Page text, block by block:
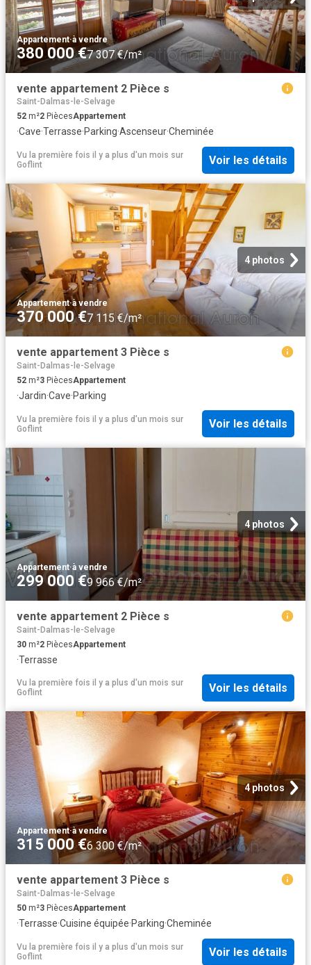
Appartement·à vendre
380 000 €7 307 €/m²
vente appartement 2 Pièce s
Saint-Dalmas-le-Selvage
52 m²2 PiècesAppartement
·Cave·Terrasse·Parking·Ascenseur·Cheminée
Vu la première fois il y a plus d'un mois sur
Goflint
Voir les détails
4 photos
Appartement·à vendre
370 000 €7 115 €/m²
vente appartement 3 Pièce s
Saint-Dalmas-le-Selvage
52 m²3 PiècesAppartement
·Jardin·Cave·Parking
Vu la première fois il y a plus d'un mois sur
Goflint
Voir les détails
4 photos
Appartement·à vendre
299 000 €9 966 €/m²
vente appartement 2 Pièce s
Saint-Dalmas-le-Selvage
30 m²2 PiècesAppartement
·Terrasse
Vu la première fois il y a plus d'un mois sur
Goflint
Voir les détails
4 photos
Appartement·à vendre
315 000 €6 300 €/m²
vente appartement 3 Pièce s
Saint-Dalmas-le-Selvage
50 m²3 PiècesAppartement
·Terrasse·Cuisine équipée·Parking·Cheminée
Vu la première fois il y a plus d'un mois sur
Goflint
Voir les détails